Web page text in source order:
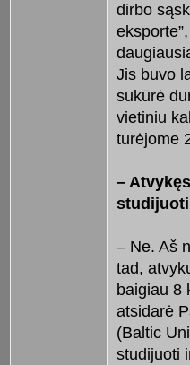
dirbo
Jis buvo
sukūrė
vietiniu
turėjome
–
– Ne. Aš
tad,
baigiau 8
atsidarė
(Baltic
studijuoti